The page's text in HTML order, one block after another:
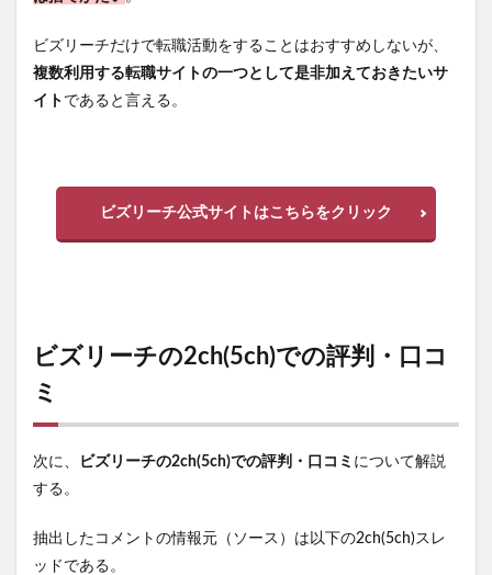
ビズリーチだけで転職活動をすることはおすすめしないが、
複数利用する転職サイトの一つとして是非加えておきたいサ
イト であると言える。
ビズリーチ公式サイトはこちらをクリック
ビズリーチの2ch(5ch)での評判・口コ
ミ
次に、 ビズリーチの2ch(5ch)での評判・口コミ について解説
する。
抽出したコメントの情報元（ソース）は以下の2ch(5ch)スレ
ッドである。